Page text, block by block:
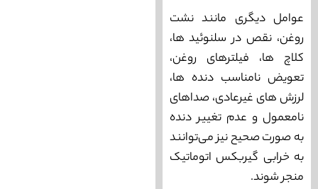
عوامل دیگری مانند نشت
روغن، نقص در سلنوئید‌ ها،
کلاچ‌ ها، فیلتر‌های روغن،
تعویض نامناسب دنده‌ ها،
لرزش‌ های غیرعادی، صداهای
نامعمول و عدم تغییر دنده
به صورت صحیح نیز می‌‌توانند
به خرابی گیربکس اتوماتیک
منجر شوند.